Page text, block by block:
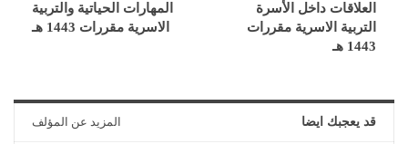
العلاقات داخل الأسرة
التربية الاسرية مقررات
1443 هـ
المهارات الحياتية والتربية
الاسرية مقررات 1443 هـ
قد يعجبك ايضا المزيد عن المؤلف